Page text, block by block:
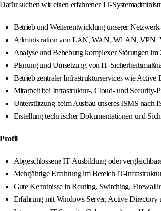
Dafür suchen wir einen erfahrenen IT-
Betrieb und Weiterentwicklung unserer
Administration von LAN, WAN, WLAN, VPN,
Analyse und Behebung komplexer Störungen im
Planung und Umsetzung von IT-
Betrieb zentraler Infrastrukturservices wie
Mitarbeit bei Infrastruktur-, Cloud- und Security-
Unterstützung beim Ausbau unseres ISMS nach
Erstellung technischer Dokumentationen und
Profil
Abgeschlossene IT-Ausbildung oder
Mehrjährige Erfahrung im Bereich IT-
Gute Kenntnisse in Routing, Switching,
Erfahrung mit Windows Server, Active Directory